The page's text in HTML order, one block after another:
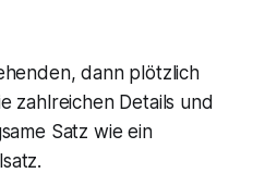
dann plötzlich
zahlreichen Details und
Satz wie ein